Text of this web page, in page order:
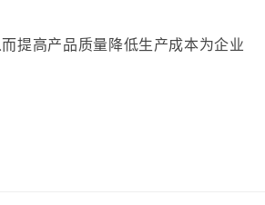
提高产品质量降低生产成本为企业